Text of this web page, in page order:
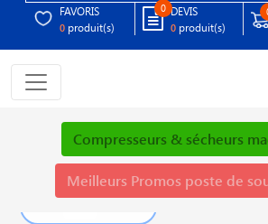
FAVORIS
0 produit(s)
0 DEVIS
0 produit(s)
Compresseurs & sécheurs
Meilleurs Promos poste de